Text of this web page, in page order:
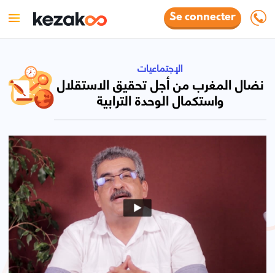
Se connecter
الإجتماعيات
نضال المغرب من أجل تحقيق الاستقلال
واستكمال الوحدة الترابية